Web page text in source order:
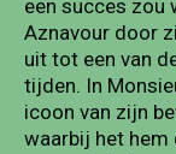
een succes zou
Aznavour door
uit tot een van
tijden. In
icoon van zijn
waarbij het